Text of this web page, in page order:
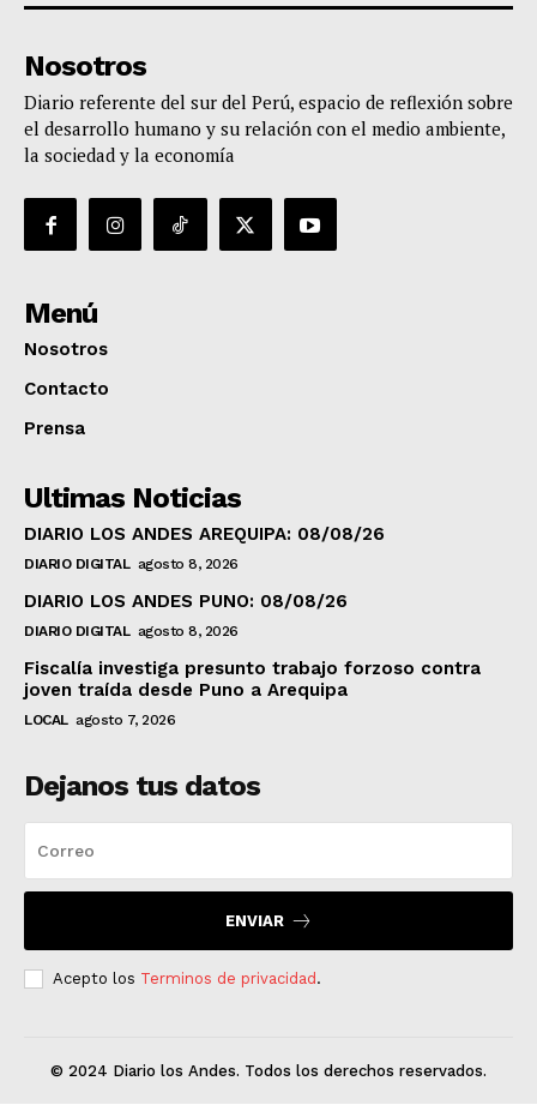
Nosotros
Diario referente del sur del Perú, espacio de reflexión sobre
el desarrollo humano y su relación con el medio ambiente,
la sociedad y la economía
Menú
Nosotros
Contacto
Prensa
Ultimas Noticias
DIARIO LOS ANDES AREQUIPA: 08/08/26
DIARIO DIGITAL agosto 8, 2026
DIARIO LOS ANDES PUNO: 08/08/26
DIARIO DIGITAL agosto 8, 2026
Fiscalía investiga presunto trabajo forzoso contra
joven traída desde Puno a Arequipa
LOCAL agosto 7, 2026
Dejanos tus datos
ENVIAR
Acepto los Terminos de privacidad .
© 2024 Diario los Andes. Todos los derechos reservados.